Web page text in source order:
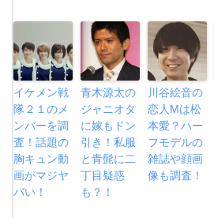
イケメン戦
隊２１のメ
ンバーを調
査！話題の
胸キュン動
画がマジヤ
バい！
青木源太の
ジャニオタ
に嫁もドン
引き！私服
と青髭に二
丁目疑惑
も？！
川谷絵音の
恋人Mは松
本愛？ハー
フモデルの
雑誌や顔画
像も調査！